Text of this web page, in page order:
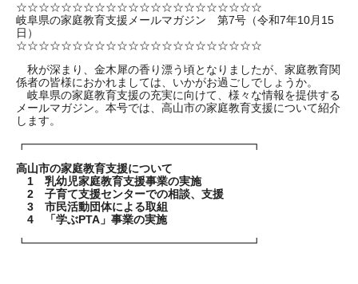
☆☆☆☆☆☆☆☆☆☆☆☆☆☆☆☆☆☆☆☆☆☆
岐阜県の家庭教育支援メールマガジン 第7号（令和7年10月15
日）
☆☆☆☆☆☆☆☆☆☆☆☆☆☆☆☆☆☆☆☆☆☆
秋が深まり、金木犀の香り漂う頃となりましたが、家庭教育関
係者の皆様におかれましては、いかがお過ごしでしょうか。
岐阜県の家庭教育支援の充実に向けて、様々な情報を提供する
メールマガジン。本号では、高山市の家庭教育支援について紹介
します。
┏━━━━━━━━━━━━━━━━━━━━┓
高山市の家庭教育支援について
1 乳幼児家庭教育支援事業の実施
2 子育て支援センターでの相談、支援
3 市民活動団体による取組
4 「学ぶPTA」事業の実施
┗━━━━━━━━━━━━━━━━━━━━┛